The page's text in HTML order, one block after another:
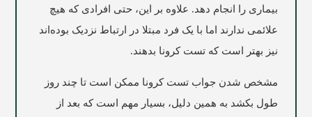
بیماری را انجام دهد. علاوه بر این، حتی افرادی که هیچ
علائمی ندارند اما با یک فرد مبتلا در ارتباط نزدیک بوده‌اند
نیز بهتر است که تست کرونا بدهند.
مشخص شدن جواب تست کرونا ممکن است تا چند روز
طول بکشد به همین دلیل، بسیار مهم است که بعد از